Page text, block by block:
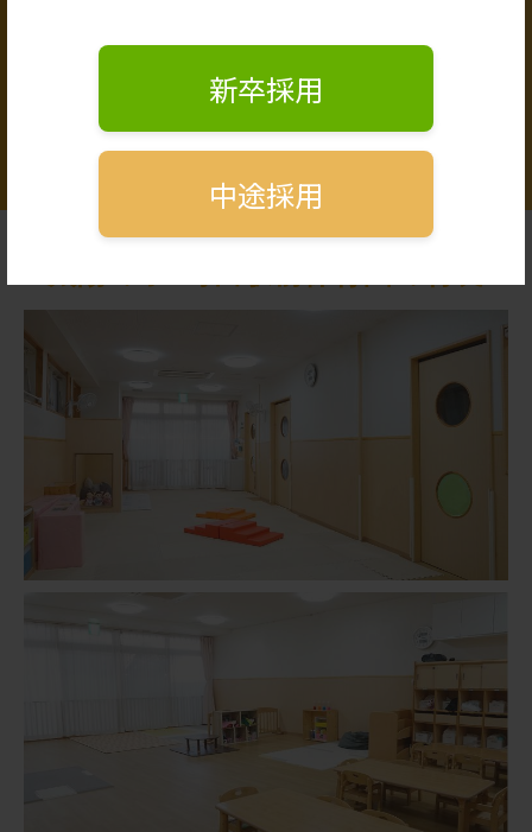
新卒採用
中途採用
保育士 保育補助/保育支援者
パート・アルバイト